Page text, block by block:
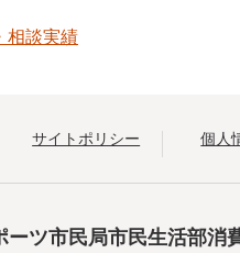
相談実績
サイトポリシー 個人
ーツ市民局市民生活部消